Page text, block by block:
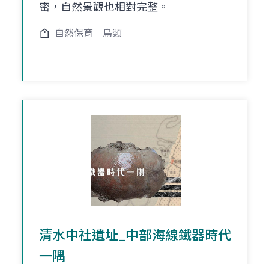
密，自然景觀也相對完整。
自然保育 鳥類
清水中社遺址_中部海線鐵器時代
一隅